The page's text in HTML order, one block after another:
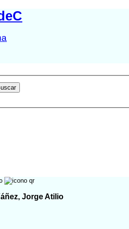
Jorge Atilio